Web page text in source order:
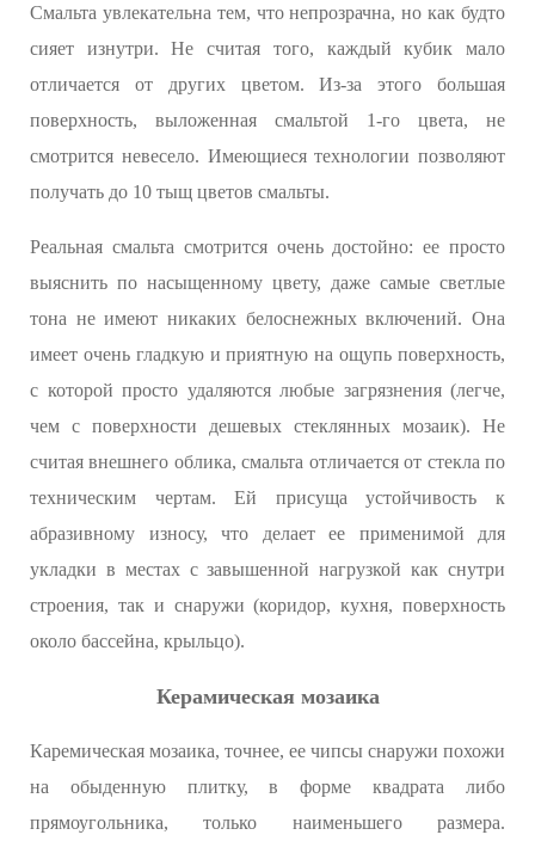
Смальта увлекательна тем, что непрозрачна, но как будто
сияет изнутри. Не считая того, каждый кубик мало
отличается от других цветом. Из-за этого большая
поверхность, выложенная смальтой 1-го цвета, не
смотрится невесело. Имеющиеся технологии позволяют
получать до 10 тыщ цветов смальты.
Реальная смальта смотрится очень достойно: ее просто
выяснить по насыщенному цвету, даже самые светлые
тона не имеют никаких белоснежных включений. Она
имеет очень гладкую и приятную на ощупь поверхность,
с которой просто удаляются любые загрязнения (легче,
чем с поверхности дешевых стеклянных мозаик). Не
считая внешнего облика, смальта отличается от стекла по
техническим чертам. Ей присуща устойчивость к
абразивному износу, что делает ее применимой для
укладки в местах с завышенной нагрузкой как снутри
строения, так и снаружи (коридор, кухня, поверхность
около бассейна, крыльцо).
Керамическая мозаика
Каремическая мозаика, точнее, ее чипсы снаружи похожи
на обыденную плитку, в форме квадрата либо
прямоугольника, только наименьшего размера.